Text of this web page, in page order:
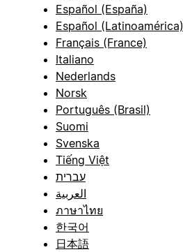
Español (España)
Español (Latinoamérica)
Français (France)
Italiano
Nederlands
Norsk
Português (Brasil)
Suomi
Svenska
Tiếng Việt
עברית
العربية
ภาษาไทย
한국어
日本語